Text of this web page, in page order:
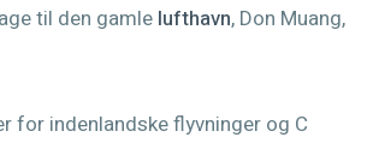
til den gamle lufthavn, Don Muang,
for indenlandske flyvninger og C